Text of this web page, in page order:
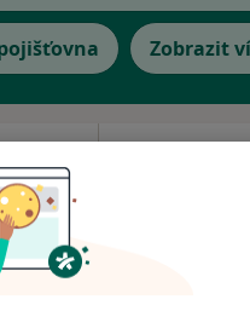
Zobrazit